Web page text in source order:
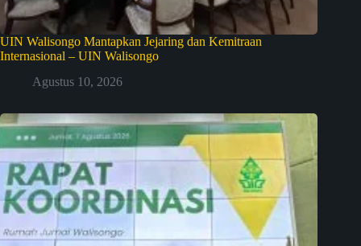
UIN Walisongo Mantapkan Jejaring dan Kemitraan
Internasional – UIN Walisongo
Agustus 10, 2026